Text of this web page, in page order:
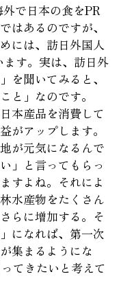
で日本の食をPR
はあるのですが、
には、訪日外国人
す。実は、訪日外
を聞いてみると、
と」なのです。
本産品を消費して
がアップします。
が元気になるんで
」と言ってもらっ
すよね。それによ
水産物をたくさん
らに増加する。そ
になれば、第一次
集まるようにな
てきたいと考えて